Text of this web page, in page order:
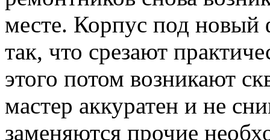
месте. Корпус под
так, что срезают
этого потом возникают
мастер аккуратен и не
заменяются прочие